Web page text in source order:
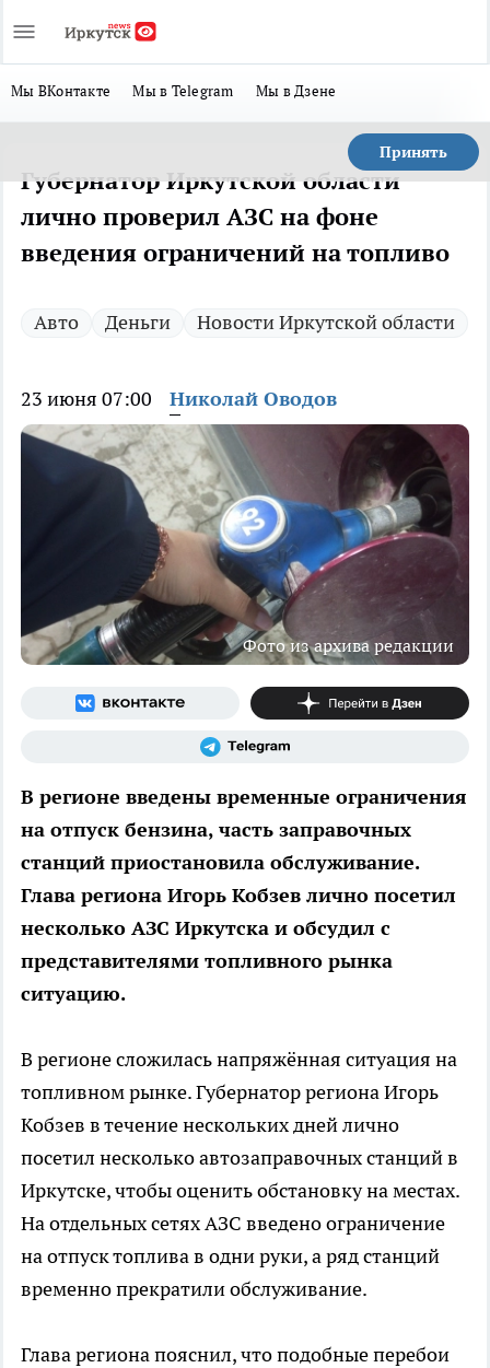
Мы ВКонтакте Мы в Telegram Мы в Дзене
Принять
Губернатор Иркутской области
лично проверил АЗС на фоне
введения ограничений на топливо
Авто Деньги Новости Иркутской области
23 июня 07:00 Николай Оводов
Фото из архива редакции
В регионе введены временные ограничения
на отпуск бензина, часть заправочных
станций приостановила обслуживание.
Глава региона Игорь Кобзев лично посетил
несколько АЗС Иркутска и обсудил с
представителями топливного рынка
ситуацию.
В регионе сложилась напряжённая ситуация на
топливном рынке. Губернатор региона Игорь
Кобзев в течение нескольких дней лично
посетил несколько автозаправочных станций в
Иркутске, чтобы оценить обстановку на местах.
На отдельных сетях АЗС введено ограничение
на отпуск топлива в одни руки, а ряд станций
временно прекратили обслуживание.
Глава региона пояснил, что подобные перебои